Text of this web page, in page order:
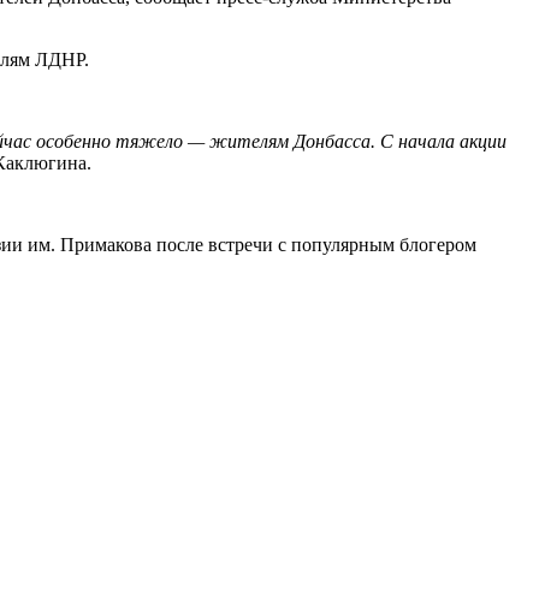
ЛДНР.
особенно тяжело — жителям Донбасса. С начала акции
им. Примакова после встречи с популярным блогером